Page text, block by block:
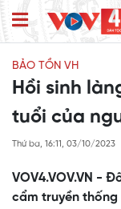
BẢO TỒN VH
Hồi sinh
tuổi của
Thứ ba, 16:11, 03/10/2023
VOV4.VOV.VN -
cẩm truyền